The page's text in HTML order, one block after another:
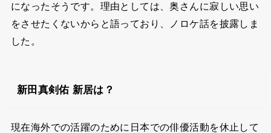
になったそうです。理由としては、奥さんに寂しい思い
をさせたくないからと語っており、ノロケ話を披露しま
した。
新田真剣佑 新居は？
現在海外での活躍のために日本での俳優活動を休止して